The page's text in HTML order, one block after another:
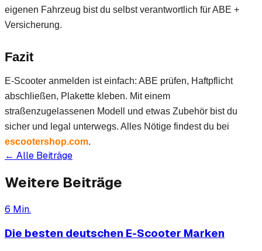
eigenen Fahrzeug bist du selbst verantwortlich für ABE +
Versicherung.
Fazit
E-Scooter anmelden ist einfach: ABE prüfen, Haftpflicht
abschließen, Plakette kleben. Mit einem
straßenzugelassenen Modell und etwas Zubehör bist du
sicher und legal unterwegs. Alles Nötige findest du bei
escootershop.com.
← Alle Beiträge
Weitere Beiträge
6 Min.
Die besten deutschen E-Scooter Marken